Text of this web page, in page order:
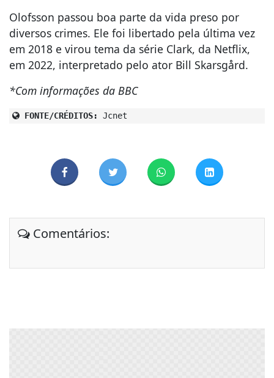
Olofsson passou boa parte da vida preso por
diversos crimes. Ele foi libertado pela última vez
em 2018 e virou tema da série Clark, da Netflix,
em 2022, interpretado pelo ator Bill Skarsgård.
*Com informações da BBC
FONTE/CRÉDITOS: Jcnet
Comentários: